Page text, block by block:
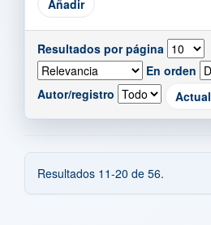
Resultados por página
En orden
Autor/registro
Resultados 11-20 de 56.